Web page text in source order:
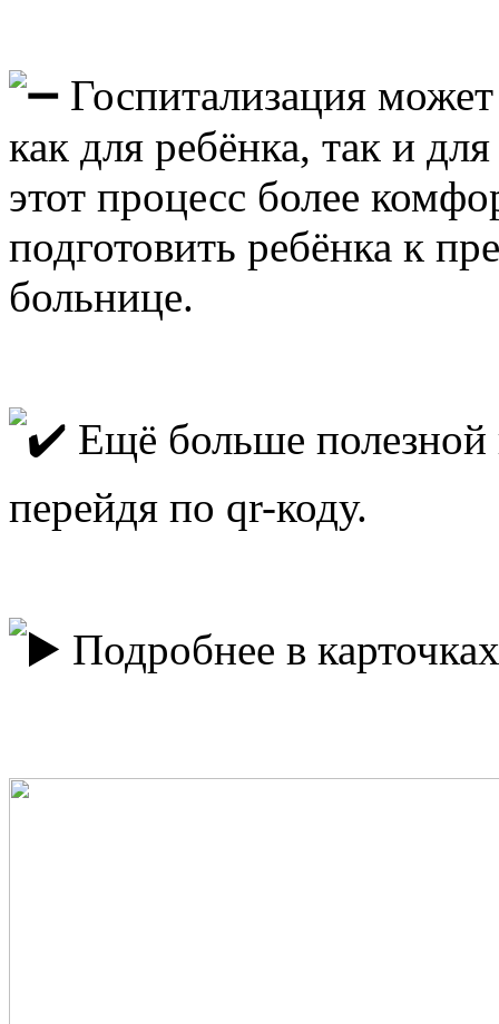
Госпитализация
как для ребёнка, так и
этот процесс более
подготовить ребёнка к
больнице.
Ещё больше
перейдя по qr-коду.
Подробнее в карточках